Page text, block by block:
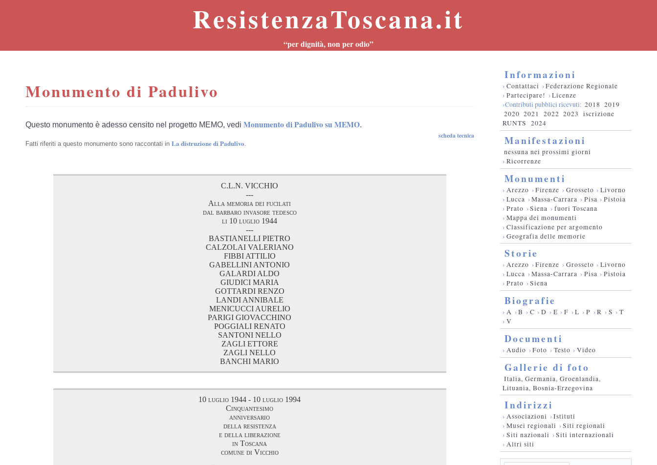
ResistenzaToscana.it
“per dignità, non per odio”
Monumento di Padulivo
Questo monumento è adesso censito nel progetto MEMO, vedi Monumento di Padulivo su MEMO.
scheda tecnica
Fatti riferiti a questo monumento sono raccontati in La distruzione di Padulivo.
C.L.N. VICCHIO
---
Alla memoria dei fucilati
dal barbaro invasore tedesco
li 10 luglio 1944
---
BASTIANELLI PIETRO
CALZOLAI VALERIANO
FIBBI ATTILIO
GABELLINI ANTONIO
GALARDI ALDO
GIUDICI MARIA
GOTTARDI RENZO
LANDI ANNIBALE
MENICUCCI AURELIO
PARIGI GIOVACCHINO
POGGIALI RENATO
SANTONI NELLO
ZAGLI ETTORE
ZAGLI NELLO
BANCHI MARIO
10 luglio 1944 - 10 luglio 1994
Cinquantesimo
anniversario
della resistenza
e della liberazione
in Toscana
comune di Vicchio
Informazioni
› Contattaci ›Federazione Regionale
› Partecipare! ›Licenze
›Contributi pubblici ricevuti: 2018 2019
2020 2021 2022 2023
iscrizione
RUNTS
2024
Manifestazioni
nessuna nei prossimi giorni
› Ricorrenze
Monumenti
› Arezzo ›Firenze › Grosseto › Livorno
› Lucca ›Massa-Carrara › Pisa › Pistoia
› Prato ›Siena › fuori Toscana
› Mappa dei monumenti
› Classificazione per argomento
› Geografia delle memorie
Storie
› Arezzo ›Firenze › Grosseto › Livorno
› Lucca ›Massa-Carrara › Pisa › Pistoia
› Prato ›Siena
Biografie
› A ›B › C › D › E › F ›L › P ›R › S › T
› V
Documenti
› Audio ›Foto › Testo › Video
Gallerie di foto
Italia, Germania, Groenlandia,
Lituania, Bosnia-Erzegovina
Indirizzi
› Associazioni ›Istituti
› Musei regionali ›Siti regionali
› Siti nazionali ›Siti internazionali
› Altri siti